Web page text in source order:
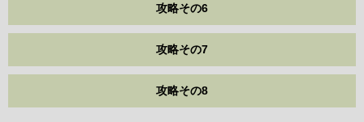
攻略その6
攻略その7
攻略その8